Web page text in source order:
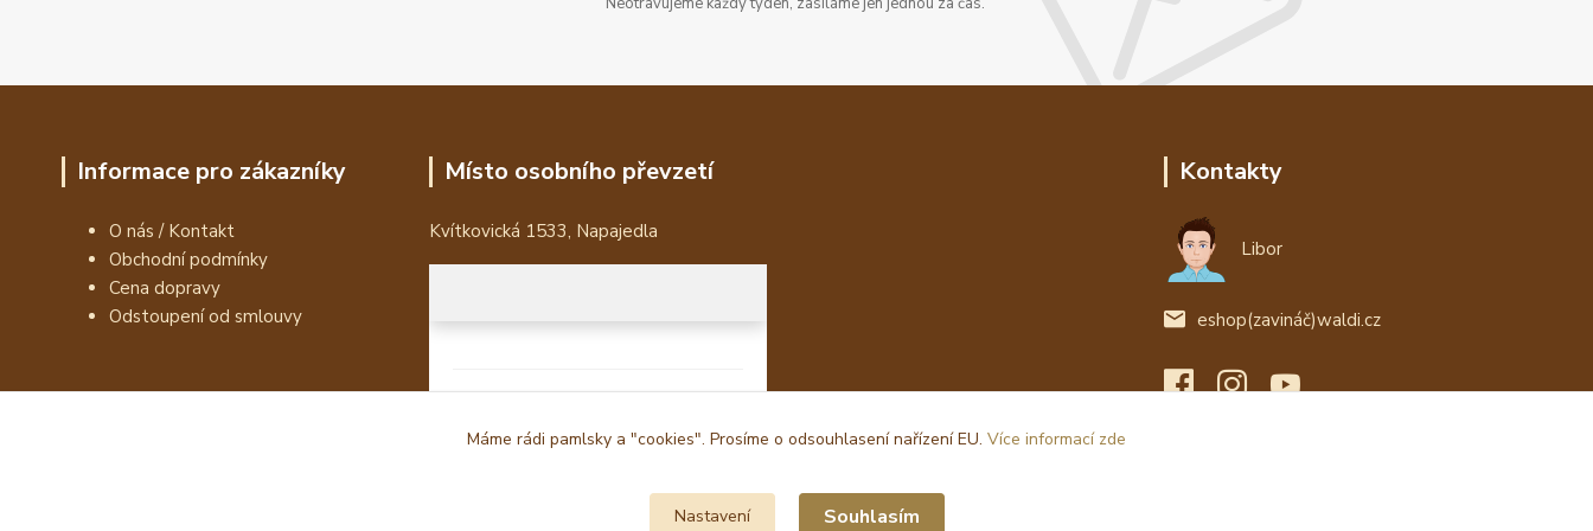
Informace pro zákazníky
O nás / Kontakt
Obchodní podmínky
Cena dopravy
Odstoupení od smlouvy
Místo osobního převzetí
Kvítkovická 1533, Napajedla
Kontakty
Libor
eshop(zavináč)waldi.cz
Máme rádi pamlsky a "cookies". Prosíme o odsouhlasení nařízení EU. Více informací zde
Nastavení Souhlasím